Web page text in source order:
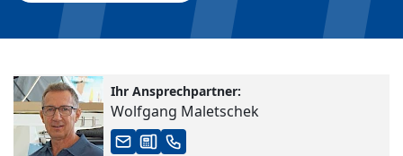
Ihr Ansprechpartner:
Wolfgang Maletschek